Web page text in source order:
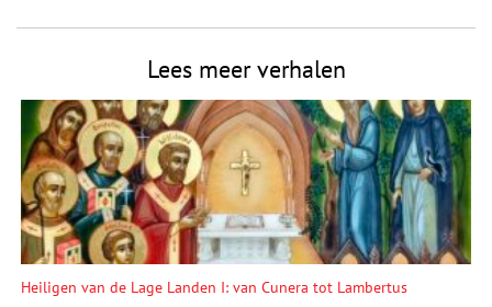
Lees meer verhalen
Heiligen van de Lage Landen I: van Cunera tot Lambertus